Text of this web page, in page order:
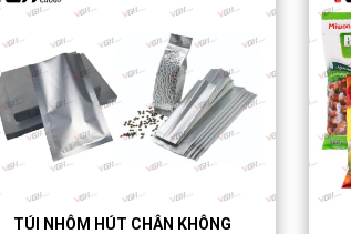
TÚI NHÔM HÚT CHÂN KHÔNG